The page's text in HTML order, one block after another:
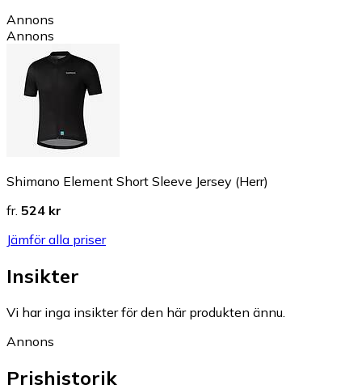
Annons
Annons
Shimano Element Short Sleeve Jersey (Herr)
fr. 524 kr
Jämför alla priser
Insikter
Vi har inga insikter för den här produkten ännu.
Annons
Prishistorik